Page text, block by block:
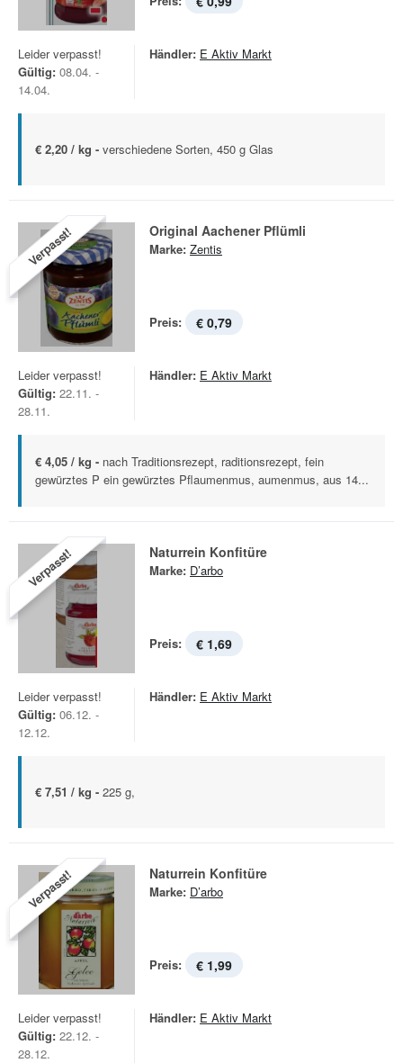
Leider verpasst!
Gültig: 08.04. -
14.04.
Händler: E Aktiv Markt
€ 2,20 / kg - verschiedene Sorten, 450 g Glas
Verpasst! Original Aachener Pflümli
Marke: Zentis
Preis: € 0,79
Leider verpasst!
Gültig: 22.11. -
28.11.
Händler: E Aktiv Markt
€ 4,05 / kg - nach Traditionsrezept, raditionsrezept, fein
gewürztes P ein gewürztes Pflaumenmus, aumenmus, aus 14...
Verpasst! Naturrein Konfitüre
Marke: D’arbo
Preis: € 1,69
Leider verpasst!
Gültig: 06.12. -
12.12.
Händler: E Aktiv Markt
€ 7,51 / kg - 225 g,
Verpasst! Naturrein Konfitüre
Marke: D’arbo
Preis: € 1,99
Leider verpasst!
Gültig: 22.12. -
28.12.
Händler: E Aktiv Markt